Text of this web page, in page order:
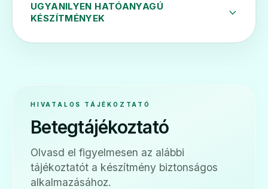
Bonessa 6 mg koncentrátum oldatos
Ár: —
🛡️
Bonviva 3 mg oldatos injekció
UGYANILYEN HATÓANYAGÚ
KÉSZÍTMÉNYEK
HIVATALOS TÁJÉKOZTATÓ
Betegtájékoztató
Olvasd el figyelmesen az alábbi
tájékoztatót a készítmény biztonságos
alkalmazásához.